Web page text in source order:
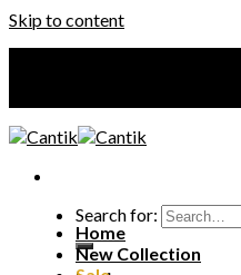
Skip to content
Search for:
Home
New Collection